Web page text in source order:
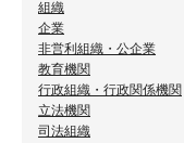
組織
企業
非営利組織・公企業
教育機関
行政組織・行政関係機関
立法機関
司法組織